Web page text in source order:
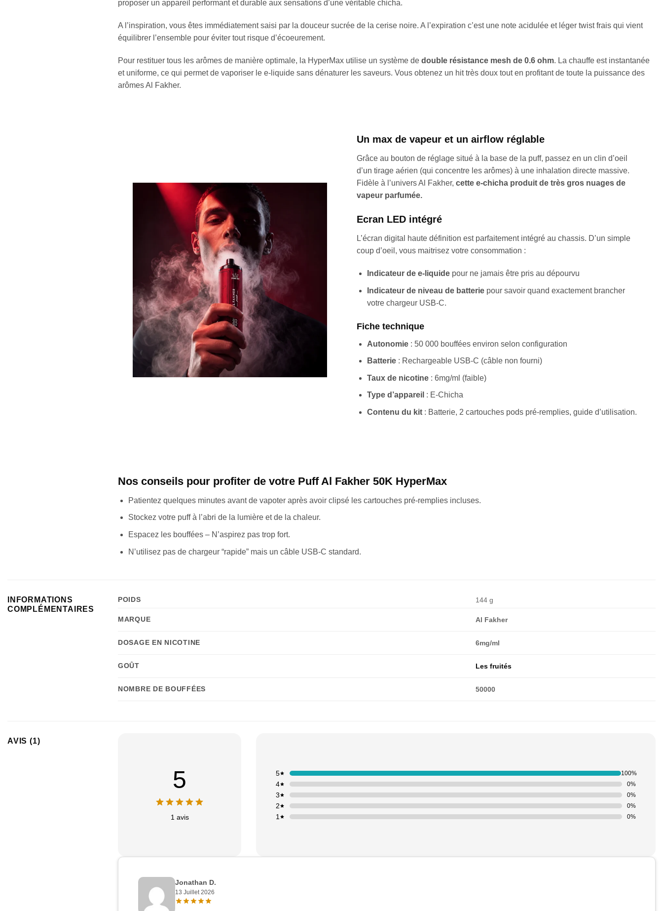
proposer un appareil performant et durable aux sensations d’une véritable chicha.
A l’inspiration, vous êtes immédiatement saisi par la douceur sucrée de la cerise noire. A l’expiration c’est une note acidulée et léger twist frais qui vient
équilibrer l’ensemble pour éviter tout risque d’écoeurement.
Pour restituer tous les arômes de manière optimale, la HyperMax utilise un système de double résistance mesh de 0.6 ohm. La chauffe est instantanée
et uniforme, ce qui permet de vaporiser le e-liquide sans dénaturer les saveurs. Vous obtenez un hit très doux tout en profitant de toute la puissance des
arômes Al Fakher.
Un max de vapeur et un airflow réglable
Grâce au bouton de réglage situé à la base de la puff, passez en un clin d’oeil
d’un tirage aérien (qui concentre les arômes) à une inhalation directe massive.
Fidèle à l’univers Al Fakher,cette e-chicha produit de très gros nuages de
vapeur parfumée.
Ecran LED intégré
L’écran digital haute définition est parfaitement intégré au chassis. D’un simple
coup d’oeil, vous maitrisez votre consommation :
Indicateur de e-liquidepour ne jamais être pris au dépourvu
Indicateur de niveau de batteriepour savoir quand exactement brancher
votre chargeur USB-C.
Fiche technique
Autonomie: 50 000 bouffées environ selon configuration
Batterie: Rechargeable USB-C (câble non fourni)
Taux de nicotine: 6mg/ml (faible)
Type d’appareil : E-Chicha
Contenu du kit: Batterie, 2 cartouches pods pré-remplies, guide d’utilisation.
Nos conseils pour profiter de votre Puff Al Fakher 50K HyperMax
Patientez quelques minutes avant de vapoter après avoir clipsé les cartouches pré-remplies incluses.
Stockez votre puff à l’abri de la lumière et de la chaleur.
Espacez les bouffées – N’aspirez pas trop fort.
N’utilisez pas de chargeur “rapide” mais un câble USB-C standard.
INFORMATIONS
COMPLÉMENTAIRES
POIDS 144 g
MARQUE Al Fakher
DOSAGE EN NICOTINE 6mg/ml
GOÛT Les fruités
NOMBRE DE BOUFFÉES 50000
AVIS (1)
5
1 avis 1 0%
2 0%
3 0%
4 0%
5 100%
Jonathan D.
13 Juillet 2026